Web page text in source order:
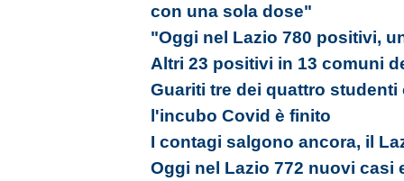
con una sola dose"
"Oggi nel Lazio 780 positivi,
Altri 23 positivi in 13 comuni
Guariti tre dei quattro
l'incubo Covid è finito
I contagi salgono ancora, il
Oggi nel Lazio 772 nuovi casi